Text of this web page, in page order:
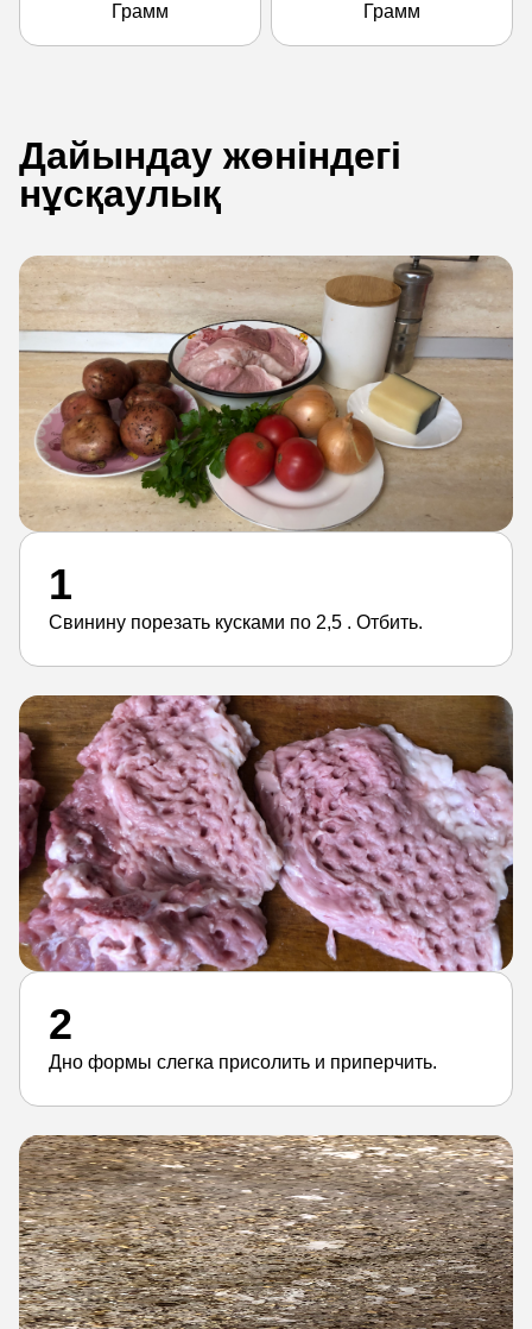
Грамм Грамм
Дайындау жөніндегі
нұсқаулық
1
Свинину порезать кусками по 2,5 . Отбить.
2
Дно формы слегка присолить и приперчить.